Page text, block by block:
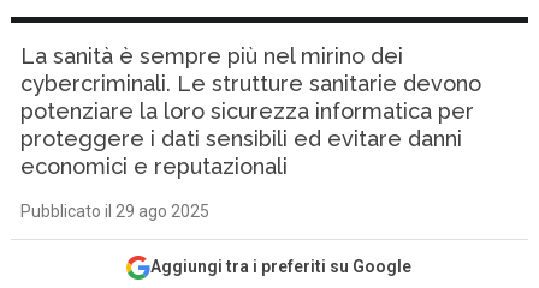
La sanità è sempre più nel mirino dei
cybercriminali. Le strutture sanitarie devono
potenziare la loro sicurezza informatica per
proteggere i dati sensibili ed evitare danni
economici e reputazionali
Pubblicato il 29 ago 2025
Aggiungi tra i preferiti su Google